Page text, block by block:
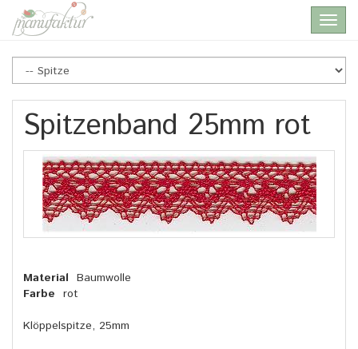
main
content
Spitzenband 25mm rot
Material Baumwolle
Farbe rot
Klöppelspitze, 25mm